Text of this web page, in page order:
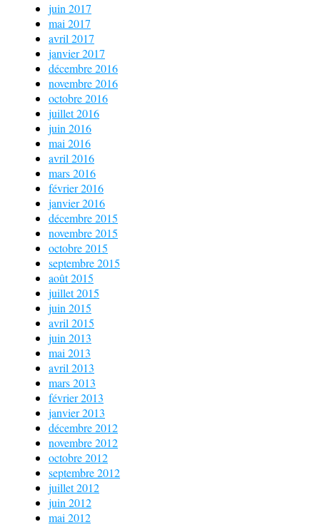
juin 2017
mai 2017
avril 2017
janvier 2017
décembre 2016
novembre 2016
octobre 2016
juillet 2016
juin 2016
mai 2016
avril 2016
mars 2016
février 2016
janvier 2016
décembre 2015
novembre 2015
octobre 2015
septembre 2015
août 2015
juillet 2015
juin 2015
avril 2015
juin 2013
mai 2013
avril 2013
mars 2013
février 2013
janvier 2013
décembre 2012
novembre 2012
octobre 2012
septembre 2012
juillet 2012
juin 2012
mai 2012